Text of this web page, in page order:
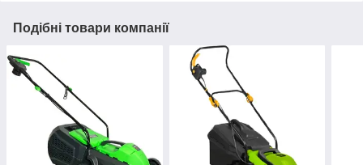
Подібні товари компанії